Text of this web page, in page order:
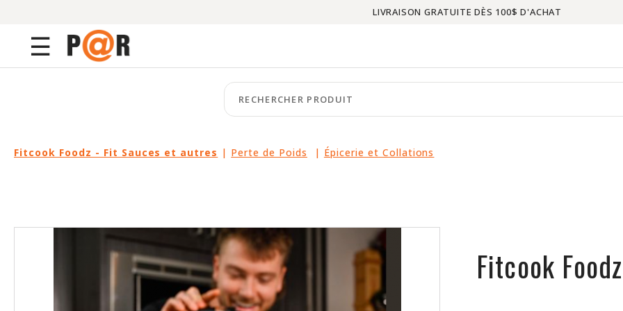
LIVRAISON GRATUITE DÈS 100$ D'ACHAT
☰
Fitcook Foodz - Fit Sauces et autres | Perte de Poids | Épicerie et Collations
Fitcook
Menu
MARQUES
keyboard_arrow_right